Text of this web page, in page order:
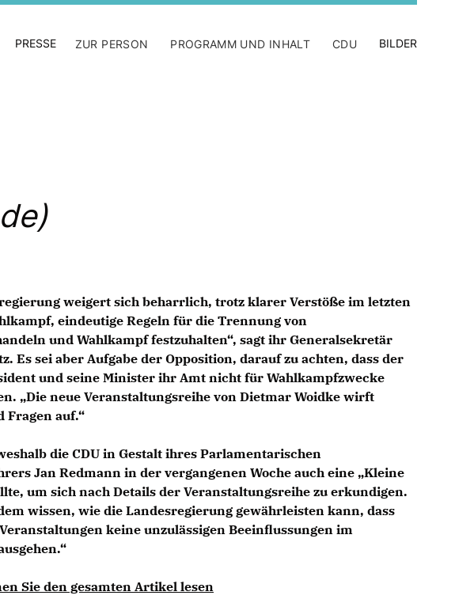
PRESSE ZUR PERSON PROGRAMM UND INHALT CDU BILDER
weigert sich beharrlich, trotz klarer Verstöße im letzten
eindeutige Regeln für die Trennung von
und Wahlkampf festzuhalten“, sagt ihr Generalsekretär
Es sei aber Aufgabe der Opposition, darauf zu achten, dass der
und seine Minister ihr Amt nicht für Wahlkampfzwecke
„Die neue Veranstaltungsreihe von Dietmar Woidke wirft
Fragen auf.“
die CDU in Gestalt ihres Parlamentarischen
Jan Redmann in der vergangenen Woche auch eine „Kleine
um sich nach Details der Veranstaltungsreihe zu erkundigen.
wissen, wie die Landesregierung gewährleisten kann, dass
keine unzulässigen Beeinflussungen im
Sie den gesamten Artikel lesen